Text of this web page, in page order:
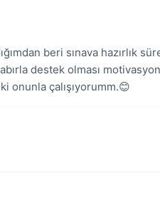
beri sınava
destek olması
onunla çalışıyorumm.😊